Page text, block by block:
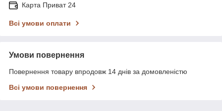
Карта Приват 24
Всі умови оплати
Умови повернення
Повернення товару впродовж 14 днів за домовленістю
Всі умови повернення